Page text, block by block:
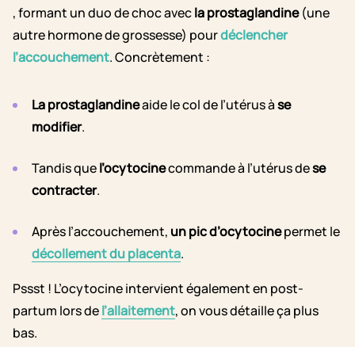
, formant un duo de choc avecla prostaglandine(une
autre hormone de grossesse) pourdéclencher
l’accouchement. Concrètement :
La prostaglandineaide le col de l’utérus àse
modifier.
Tandis quel’ocytocinecommande à l’utérus dese
contracter.
Après l’accouchement, un pic d’ocytocinepermet le
décollement du placenta.
Pssst ! L’ocytocine intervient également en post-
partum lors del’allaitement, on vous détaille ça plus
bas.